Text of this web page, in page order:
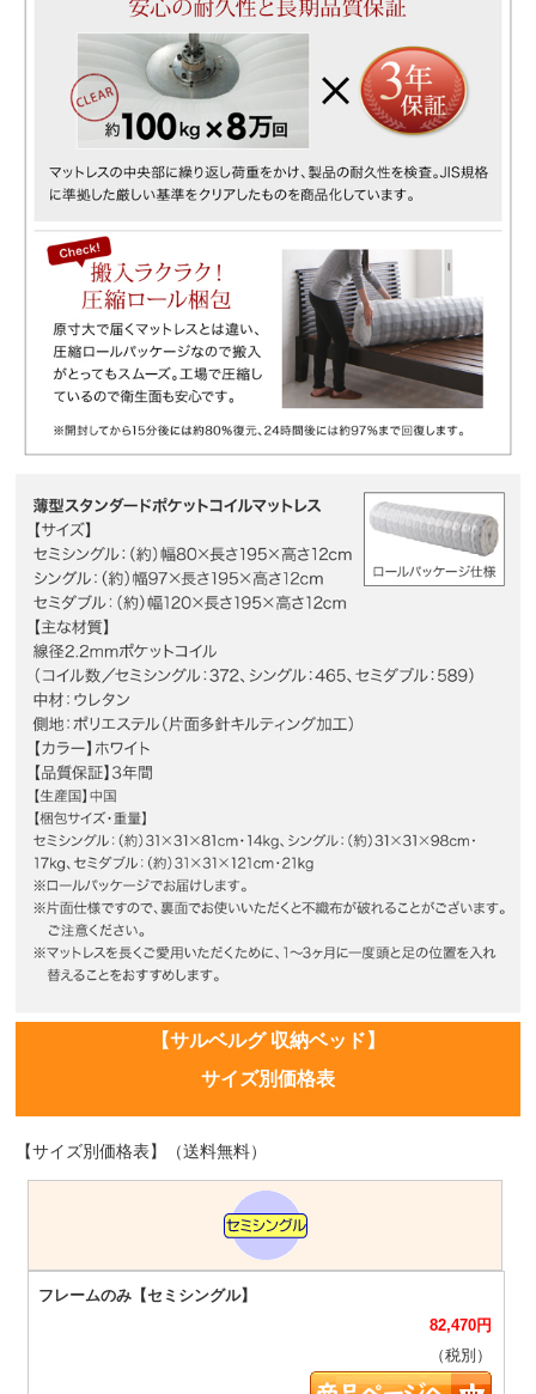
【サルベルグ 収納ベッド】
サイズ別価格表
【サイズ別価格表】（送料無料）
82,470円
（税別）